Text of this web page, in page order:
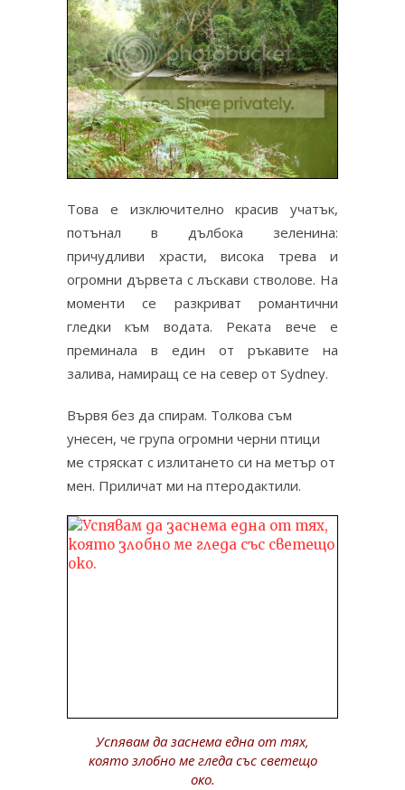
Това е изключително красив учатък,
потънал в дълбока зеленина:
причудливи храсти, висока трева и
огромни дървета с лъскави стволове. На
моменти се разкриват романтични
гледки към водата. Реката вече е
преминала в един от ръкавите на
залива, намиращ се на север от Sydney.
Вървя без да спирам. Толкова съм
унесен, че група огромни черни птици
ме стряскат с излитането си на метър от
мен. Приличат ми на птеродактили.
Успявам да заснема една от тях,
която злобно ме гледа със светещо
око.